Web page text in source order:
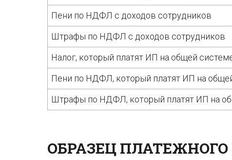
Пени по НДФЛ с доходов сотрудников
Штрафы по НДФЛ с доходов сотрудников
Налог, который платят ИП на общей
Пени по НДФЛ, который платят ИП на
Штрафы по НДФЛ, который платят ИП на
ОБРАЗЕЦ ПЛАТЕЖНОГО